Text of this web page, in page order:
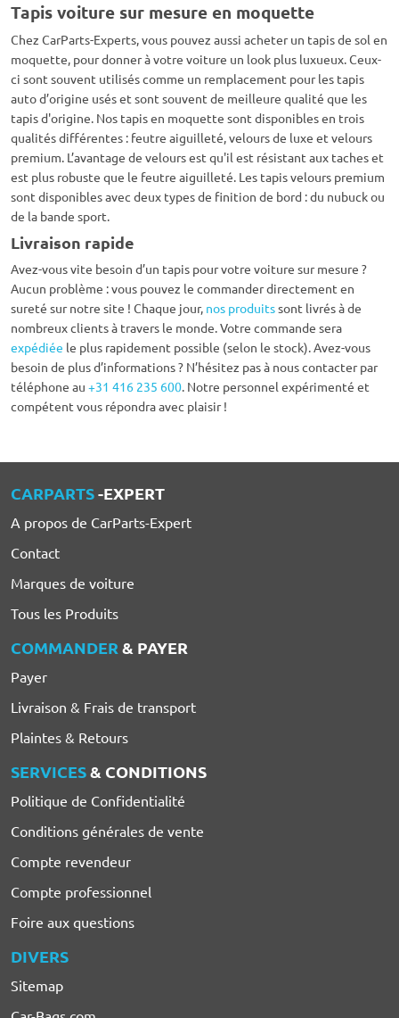
Tapis voiture sur mesure en moquette
Chez CarParts-Experts, vous pouvez aussi acheter un tapis de sol en
moquette, pour donner à votre voiture un look plus luxueux. Ceux-
ci sont souvent utilisés comme un remplacement pour les tapis
auto d’origine usés et sont souvent de meilleure qualité que les
tapis d'origine. Nos tapis en moquette sont disponibles en trois
qualités différentes : feutre aiguilleté, velours de luxe et velours
premium. L’avantage de velours est qu'il est résistant aux taches et
est plus robuste que le feutre aiguilleté. Les tapis velours premium
sont disponibles avec deux types de finition de bord : du nubuck ou
de la bande sport.
Livraison rapide
Avez-vous vite besoin d’un tapis pour votre voiture sur mesure ?
Aucun problème : vous pouvez le commander directement en
sureté sur notre site ! Chaque jour, nos produitssont livrés à de
nombreux clients à travers le monde. Votre commande sera
expédiée le plus rapidement possible (selon le stock). Avez-vous
besoin de plus d’informations ? N’hésitez pas à nous contacter par
téléphone au +31 416 235 600. Notre personnel expérimenté et
compétent vous répondra avec plaisir !
CARPARTS-EXPERT
A propos de CarParts-Expert
Contact
Marques de voiture
Tous les Produits
COMMANDER & PAYER
Payer
Livraison & Frais de transport
Plaintes & Retours
SERVICES& CONDITIONS
Politique de Confidentialité
Conditions générales de vente
Compte revendeur
Compte professionnel
Foire aux questions
DIVERS
Sitemap